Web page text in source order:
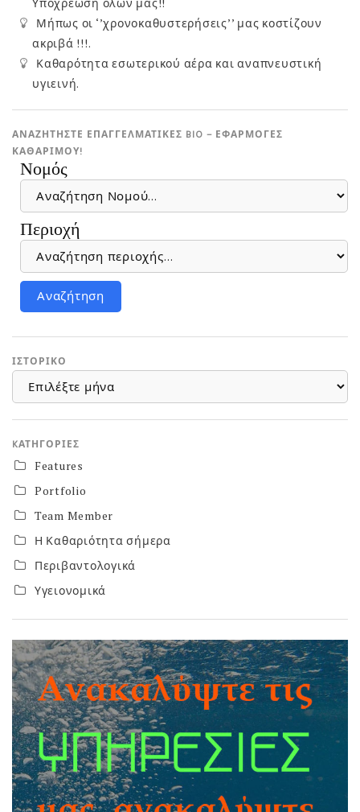
Μήπως οι ‘’χρονοκαθυστερήσεις’’ μας κοστίζουν
ακριβά !!!.
Καθαρότητα εσωτερικού αέρα και αναπνευστική
υγιεινή.
ΑΝΑΖΗΤΗΣΤΕ ΕΠΑΓΓΕΛΜΑΤΙΚΕΣ BIO – ΕΦΑΡΜΟΓΕΣ
ΚΑΘΑΡΙΜΟΎ!
Νομός
Περιοχή
ΙΣΤΟΡΙΚΌ
ΙΣΤΟΡΙΚΌ
KΑΤΗΓΟΡΊΕΣ
Features
Portfolio
Team Member
Η Καθαριότητα σήμερα
Περιβαντολογικά
Υγειονομικά